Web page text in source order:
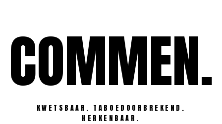
inhoudCOMMEN.
KWETSBAAR. TABOEDOORBREKEND.
HERKENBAAR.